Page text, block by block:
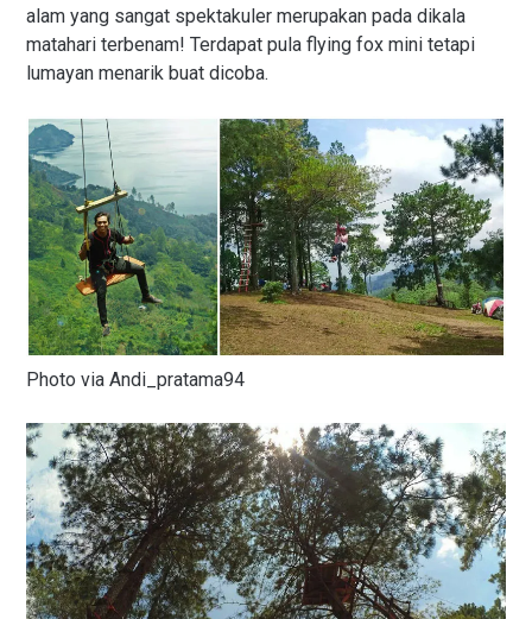
alam yang sangat spektakuler merupakan pada dikala
matahari terbenam! Terdapat pula flying fox mini tetapi
lumayan menarik buat dicoba.
Photo via Andi_pratama94